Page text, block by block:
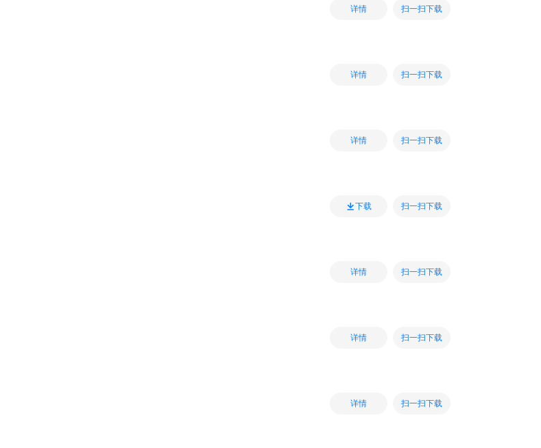
详情 扫一扫下载
详情 扫一扫下载
详情 扫一扫下载
下载 扫一扫下载
详情 扫一扫下载
详情 扫一扫下载
详情 扫一扫下载